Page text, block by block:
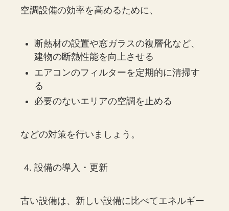
空調設備の効率を高めるために、
断熱材の設置や窓ガラスの複層化など、
建物の断熱性能を向上させる
エアコンのフィルターを定期的に清掃す
る
必要のないエリアの空調を止める
などの対策を行いましょう。
設備の導入・更新
古い設備は、新しい設備に比べてエネルギー